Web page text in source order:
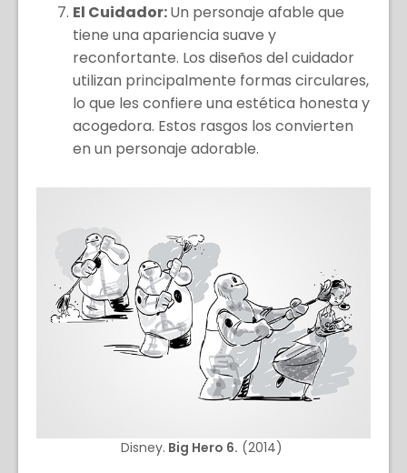
El Cuidador:Un personaje afable que
tiene una apariencia suave y
reconfortante. Los diseños del cuidador
utilizan principalmente formas circulares,
lo que les confiere una estética honesta y
acogedora. Estos rasgos los convierten
en un personaje adorable.
Disney. Big Hero 6. (2014)